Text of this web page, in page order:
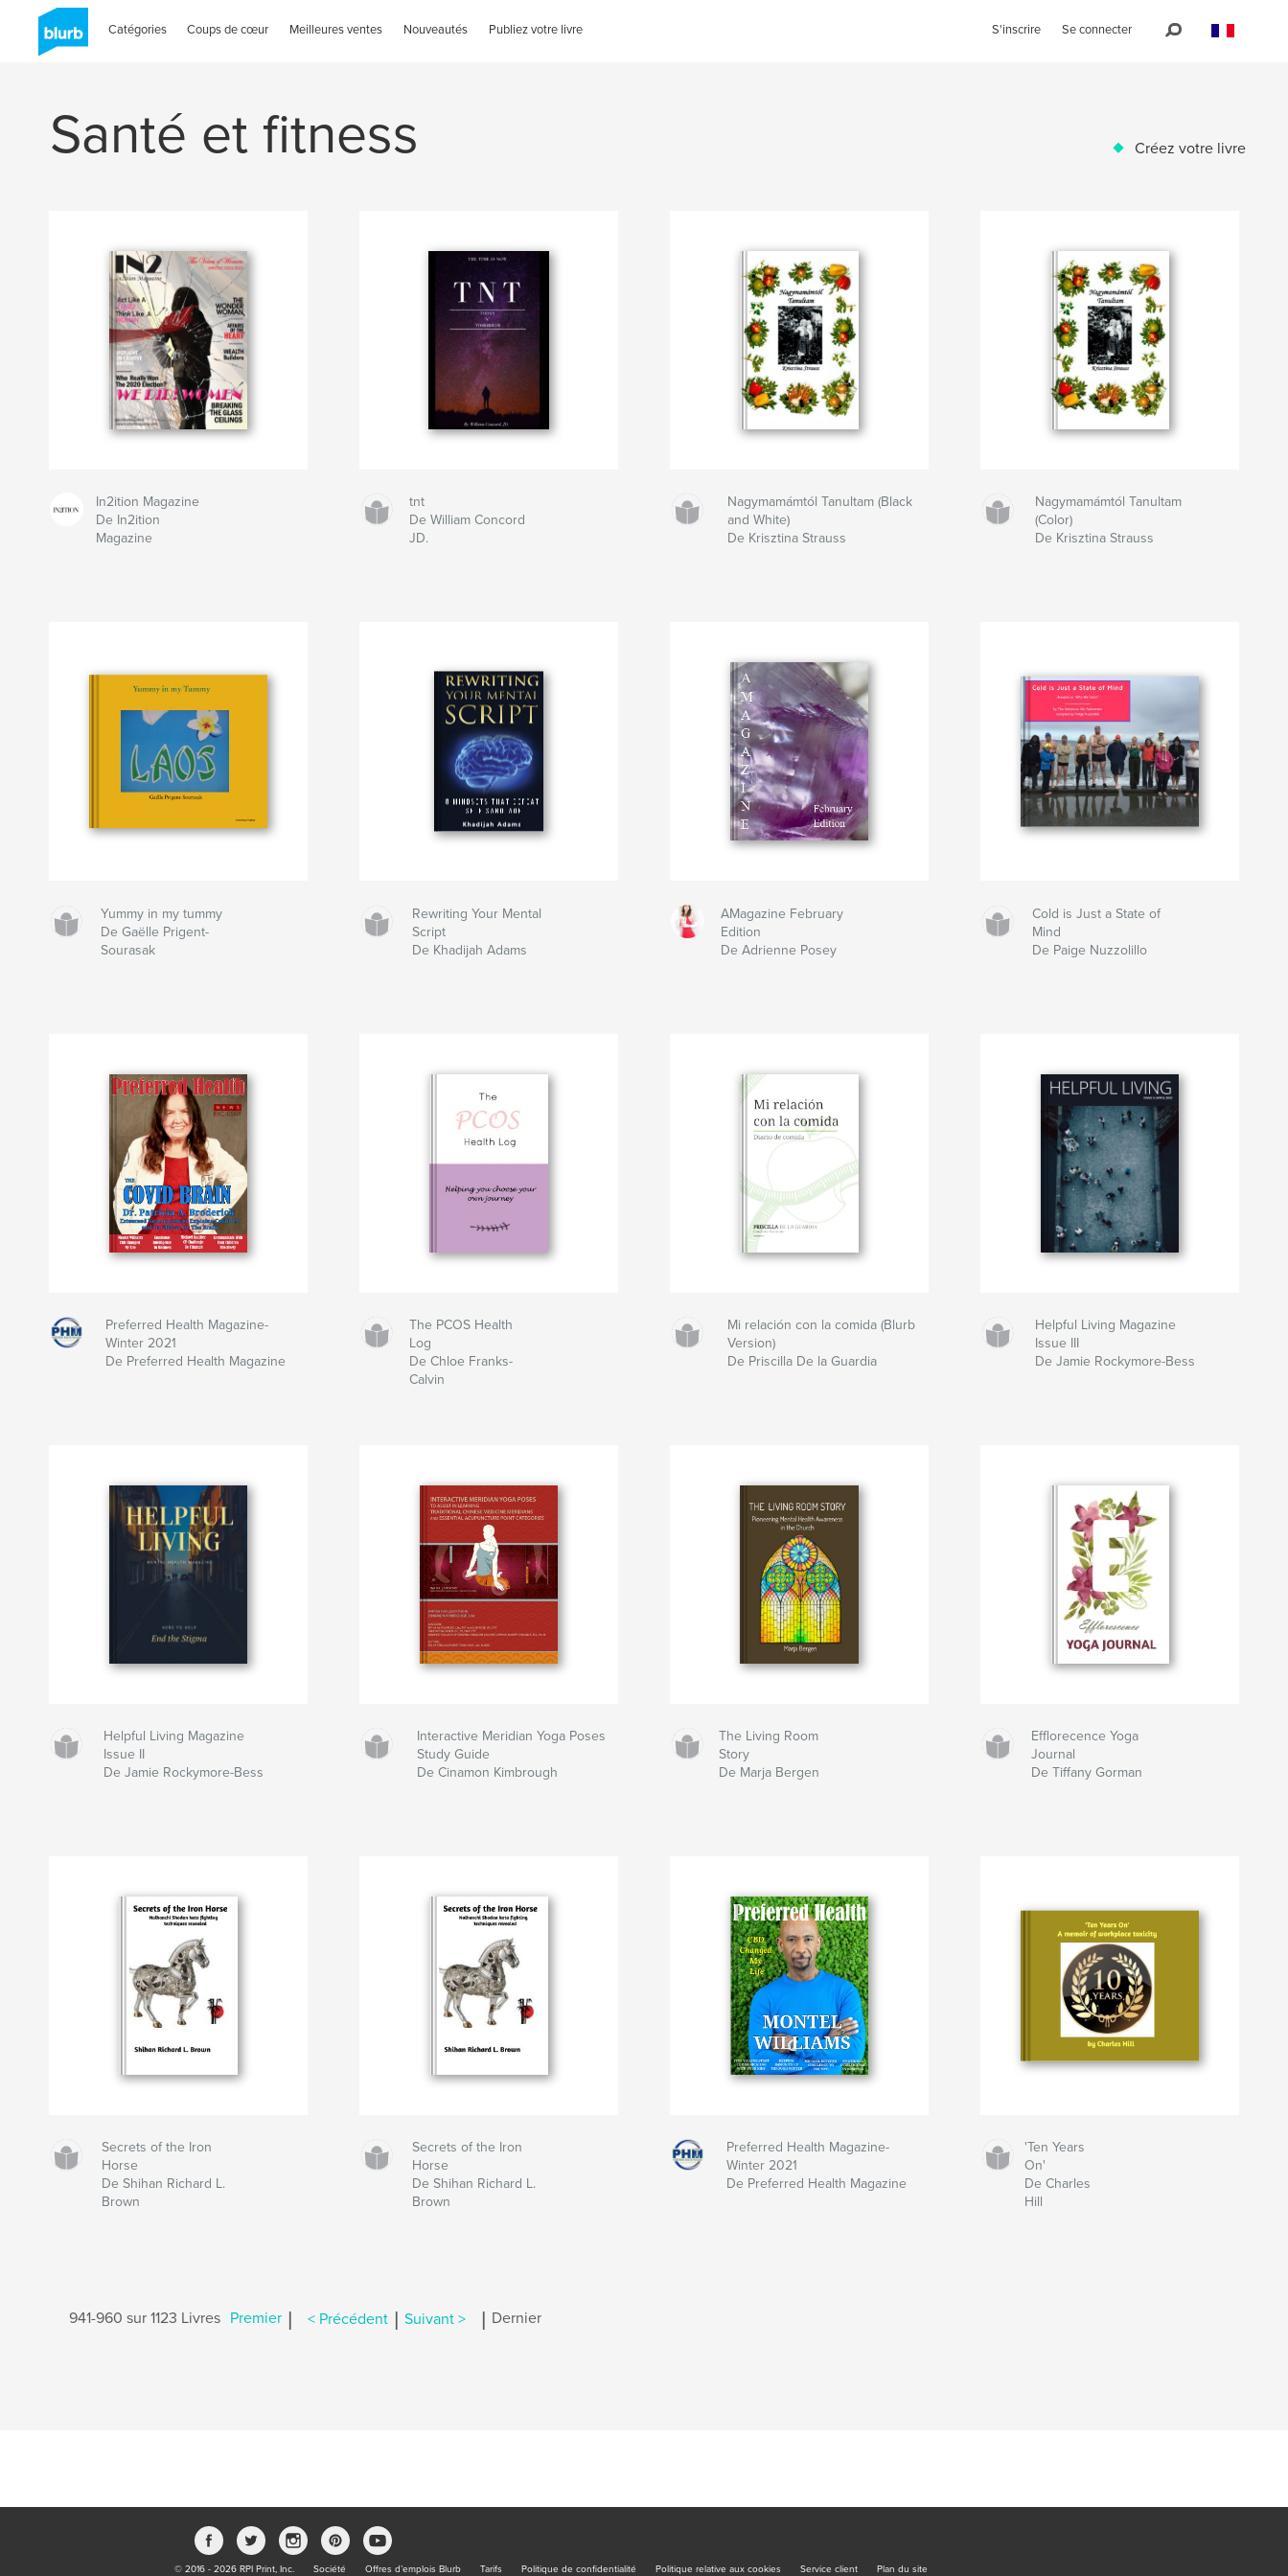
Catégories Coups de cœur Meilleures ventes Nouveautés Publiez votre livre S'inscrire Se connecter
Santé et fitness Créez votre livre
In2ition Magazine
De In2ition
Magazine
tnt
De William Concord
JD.
Nagymamámtól Tanultam (Black
and White)
De Krisztina Strauss
Nagymamámtól Tanultam
(Color)
De Krisztina Strauss
Yummy in my tummy
De Gaëlle Prigent-
Sourasak
Rewriting Your Mental
Script
De Khadijah Adams
AMagazine February
Edition
De Adrienne Posey
Cold is Just a State of
Mind
De Paige Nuzzolillo
Preferred Health Magazine-
Winter 2021
De Preferred Health Magazine
The PCOS Health
Log
De Chloe Franks-
Calvin
Mi relación con la comida (Blurb
Version)
De Priscilla De la Guardia
Helpful Living Magazine
Issue III
De Jamie Rockymore-Bess
Helpful Living Magazine
Issue II
De Jamie Rockymore-Bess
Interactive Meridian Yoga Poses
Study Guide
De Cinamon Kimbrough
The Living Room
Story
De Marja Bergen
Efflorecence Yoga
Journal
De Tiffany Gorman
Secrets of the Iron
Horse
De Shihan Richard L.
Brown
Secrets of the Iron
Horse
De Shihan Richard L.
Brown
Preferred Health Magazine-
Winter 2021
De Preferred Health Magazine
'Ten Years
On'
De Charles
Hill
941-960 sur 1123 Livres Premier < Précédent Suivant > Dernier
© 2016 - 2026 RPI Print, Inc. Société Offres d’emplois Blurb Tarifs Politique de confidentialité Politique relative aux cookies Service client Plan du site